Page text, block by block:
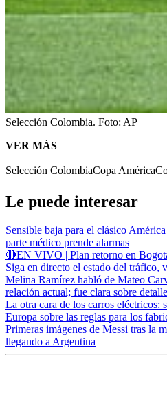
Selección Colombia. Foto: AP
VER MÁS
Selección ColombiaCopa América
Le puede interesar
Sensible baja para el clásico
parte médico prende alarmas
🔴EN VIVO | Plan retorno en
Siga en directo el estado del tráfico,
Melina Ramírez habló de Mateo
relación actual; fue clara sobre
La otra cara de los carros eléctricos:
Europa sobre las reglas para los
Primeras imágenes de Messi tras la
llegando a Argentina